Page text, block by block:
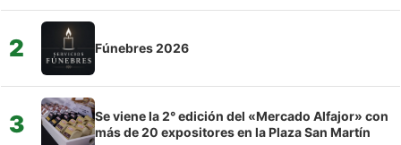
2 Fúnebres 2026
3
Se viene la 2° edición del «Mercado Alfajor» con
más de 20 expositores en la Plaza San Martín